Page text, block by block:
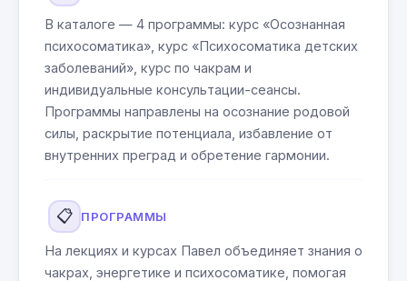
В каталоге — 4 программы: курс «Осознанная
психосоматика», курс «Психосоматика детских
заболеваний», курс по чакрам и
индивидуальные консультации-сеансы.
Программы направлены на осознание родовой
силы, раскрытие потенциала, избавление от
внутренних преград и обретение гармонии.
📋 ПРОГРАММЫ
На лекциях и курсах Павел объединяет знания о
чакрах, энергетике и психосоматике, помогая